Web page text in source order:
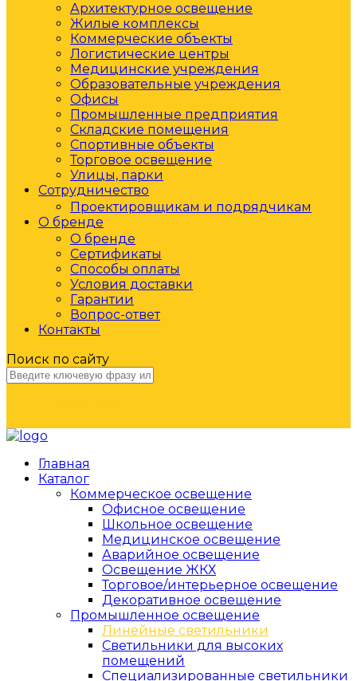
Архитектурное освещение
Жилые комплексы
Коммерческие объекты
Логистические центры
Медицинские учреждения
Образовательные учреждения
Офисы
Промышленные предприятия
Складские помещения
Спортивные объекты
Торговое освещение
Улицы, парки
Сотрудничество
Проектировщикам и подрядчикам
О бренде
О бренде
Сертификаты
Способы оплаты
Условия доставки
Гарантии
Вопрос-ответ
Контакты
Поиск по сайту
Главная
Каталог
Коммерческое освещение
Офисное освещение
Школьное освещение
Медицинское освещение
Аварийное освещение
Освещение ЖКХ
Торговое/интерьерное освещение
Декоративное освещение
Промышленное освещение
Линейные светильники
Светильники для высоких
помещений
Специализированные светильники